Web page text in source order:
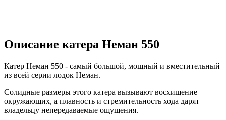
Описание катера Неман 550
Катер Неман 550 - самый большой, мощный и вместительный
из всей серии лодок Неман.
Солидные размеры этого катера вызывают восхищение
окружающих, а плавность и стремительность хода дарят
владельцу непередаваемые ощущения.